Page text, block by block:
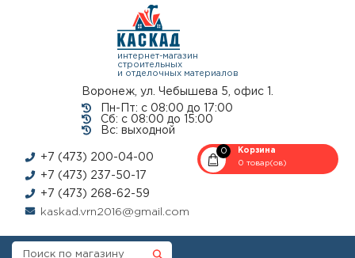
интернет-магазин
строительных
и отделочных материалов
Воронеж, ул. Чебышева 5, офис 1.
Пн-Пт: с 08:00 до 17:00
Сб: с 08:00 до 15:00
Вс: выходной
+7 (473) 200-04-00
+7 (473) 237-50-17
+7 (473) 268-62-59
kaskad.vrn2016@gmail.com
0
Корзина
0 товар(ов)